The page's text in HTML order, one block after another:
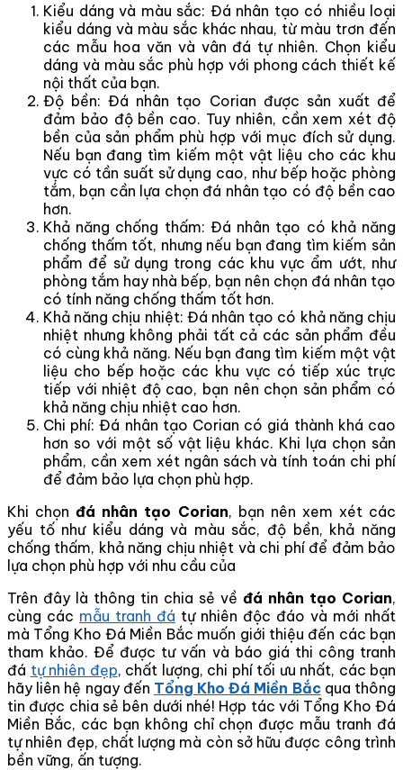
Kiểu dáng và màu sắc: Đá nhân tạo có nhiều loại
kiểu dáng và màu sắc khác nhau, từ màu trơn đến
các mẫu hoa văn và vân đá tự nhiên. Chọn kiểu
dáng và màu sắc phù hợp với phong cách thiết kế
nội thất của bạn.
Độ bền: Đá nhân tạo Corian được sản xuất để
đảm bảo độ bền cao. Tuy nhiên, cần xem xét độ
bền của sản phẩm phù hợp với mục đích sử dụng.
Nếu bạn đang tìm kiếm một vật liệu cho các khu
vực có tần suất sử dụng cao, như bếp hoặc phòng
tắm, bạn cần lựa chọn đá nhân tạo có độ bền cao
hơn.
Khả năng chống thấm: Đá nhân tạo có khả năng
chống thấm tốt, nhưng nếu bạn đang tìm kiếm sản
phẩm để sử dụng trong các khu vực ẩm ướt, như
phòng tắm hay nhà bếp, bạn nên chọn đá nhân tạo
có tính năng chống thấm tốt hơn.
Khả năng chịu nhiệt: Đá nhân tạo có khả năng chịu
nhiệt nhưng không phải tất cả các sản phẩm đều
có cùng khả năng. Nếu bạn đang tìm kiếm một vật
liệu cho bếp hoặc các khu vực có tiếp xúc trực
tiếp với nhiệt độ cao, bạn nên chọn sản phẩm có
khả năng chịu nhiệt cao hơn.
Chi phí: Đá nhân tạo Corian có giá thành khá cao
hơn so với một số vật liệu khác. Khi lựa chọn sản
phẩm, cần xem xét ngân sách và tính toán chi phí
để đảm bảo lựa chọn phù hợp.
Khi chọnđá nhân tạo Corian, bạn nên xem xét các
yếu tố như kiểu dáng và màu sắc, độ bền, khả năng
chống thấm, khả năng chịu nhiệt và chi phí để đảm bảo
lựa chọn phù hợp với nhu cầu của
Trên đây là thông tin chia sẻ về đá nhân tạo Corian,
cùng các mẫu tranh đá tự nhiên độc đáo và mới nhất
mà Tổng Kho Đá Miền Bắc muốn giới thiệu đến các bạn
tham khảo. Để được tư vấn và báo giá thi công tranh
đá tự nhiên đẹp, chất lượng, chi phí tối ưu nhất, các bạn
hãy liên hệ ngay đến Tổng Kho Đá Miền Bắcqua thông
tin được chia sẻ bên dưới nhé! Hợp tác với Tổng Kho Đá
Miền Bắc, các bạn không chỉ chọn được mẫu tranh đá
tự nhiên đẹp, chất lượng mà còn sở hữu được công trình
bền vững, ấn tượng.